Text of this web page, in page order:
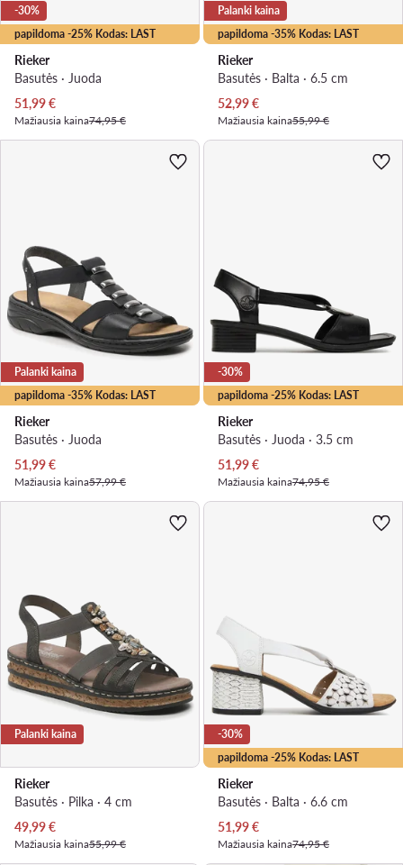
papildoma -25% Kodas: LAST
-30%
Rieker
Basutės · Juoda
Dabartinė kaina
51,99€
Mažiausia kaina74,95 €
papildoma -35% Kodas: LAST
Palanki kaina
Rieker
Basutės · Balta · 6.5 cm
Dabartinė kaina
52,99€
Mažiausia kaina55,99 €
papildoma -35% Kodas: LAST
Palanki kaina
Rieker
Basutės · Juoda
Dabartinė kaina
51,99€
Mažiausia kaina57,99 €
papildoma -25% Kodas: LAST
-30%
Rieker
Basutės · Juoda · 3.5 cm
Dabartinė kaina
51,99€
Mažiausia kaina74,95 €
Palanki kaina
Rieker
Basutės · Pilka · 4 cm
Dabartinė kaina
49,99€
Mažiausia kaina55,99 €
papildoma -25% Kodas: LAST
-30%
Rieker
Basutės · Balta · 6.6 cm
Dabartinė kaina
51,99€
Mažiausia kaina74,95 €